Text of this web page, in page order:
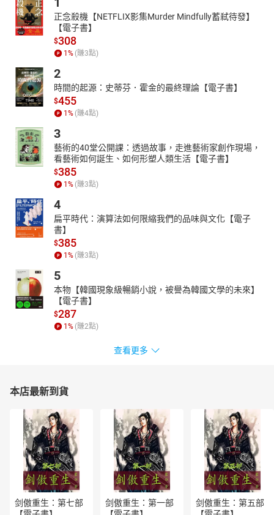
正念殺機【NETFLIX影集Murder Mindfully蓄弒待發】
【電子書】
$308
1 % (賺3點)
2
時間的起源：史蒂芬．霍金的最終理論【電子書】
$455
1 % (賺4點)
3
藝術的40堂公開課：透過故事，走進藝術家創作現場，
看藝術如何誕生、如何形塑人類生活【電子書】
$385
1 % (賺3點)
4
扁平時代：演算法如何限縮我們的品味與文化【電子
書】
$385
1 % (賺3點)
5
本物【韓國現象級暢銷小說，被譽為韓國文學的未來】
【電子書】
$287
1 % (賺2點)
查看更多
本店最新到貨
剑傲重生：第七部
剑傲重生：第一部
剑傲重生：第五部